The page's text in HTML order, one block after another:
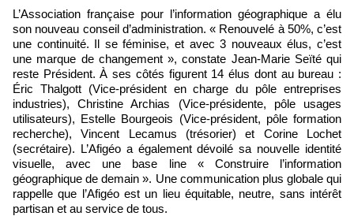
L’Association française pour l’information géographique a élu
son nouveau conseil d’administration. « Renouvelé à 50%, c’est
une continuité. Il se féminise, et avec 3 nouveaux élus, c’est
une marque de changement », constate Jean-Marie Seïté qui
reste Président. À ses côtés figurent 14 élus dont au bureau :
Éric Thalgott (Vice-président en charge du pôle entreprises
industries), Christine Archias (Vice-présidente, pôle usages
utilisateurs), Estelle Bourgeois (Vice-président, pôle formation
recherche), Vincent Lecamus (trésorier) et Corine Lochet
(secrétaire). L’Afigéo a également dévoilé sa nouvelle identité
visuelle, avec une base line « Construire l’information
géographique de demain ». Une communication plus globale qui
rappelle que l’Afigéo est un lieu équitable, neutre, sans intérêt
partisan et au service de tous.